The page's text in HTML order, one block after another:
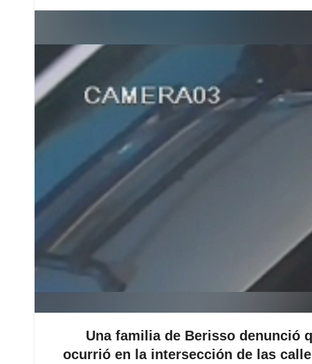
Una familia de Berisso denunció
ocurrió en la intersección de las